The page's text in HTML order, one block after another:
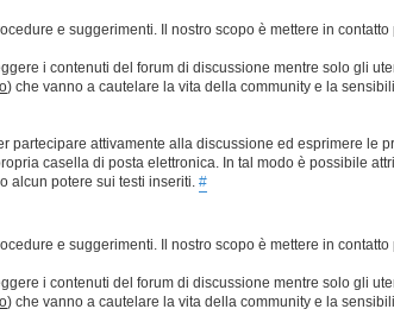
e suggerimenti. Il nostro scopo è mettere in
i contenuti del forum di discussione mentre solo gli
) che vanno a cautelare la vita della community e la
partecipare attivamente alla discussione ed esprimere
casella di posta elettronica. In tal modo è possibile
alcun potere sui testi inseriti. #
e suggerimenti. Il nostro scopo è mettere in
i contenuti del forum di discussione mentre solo gli
) che vanno a cautelare la vita della community e la